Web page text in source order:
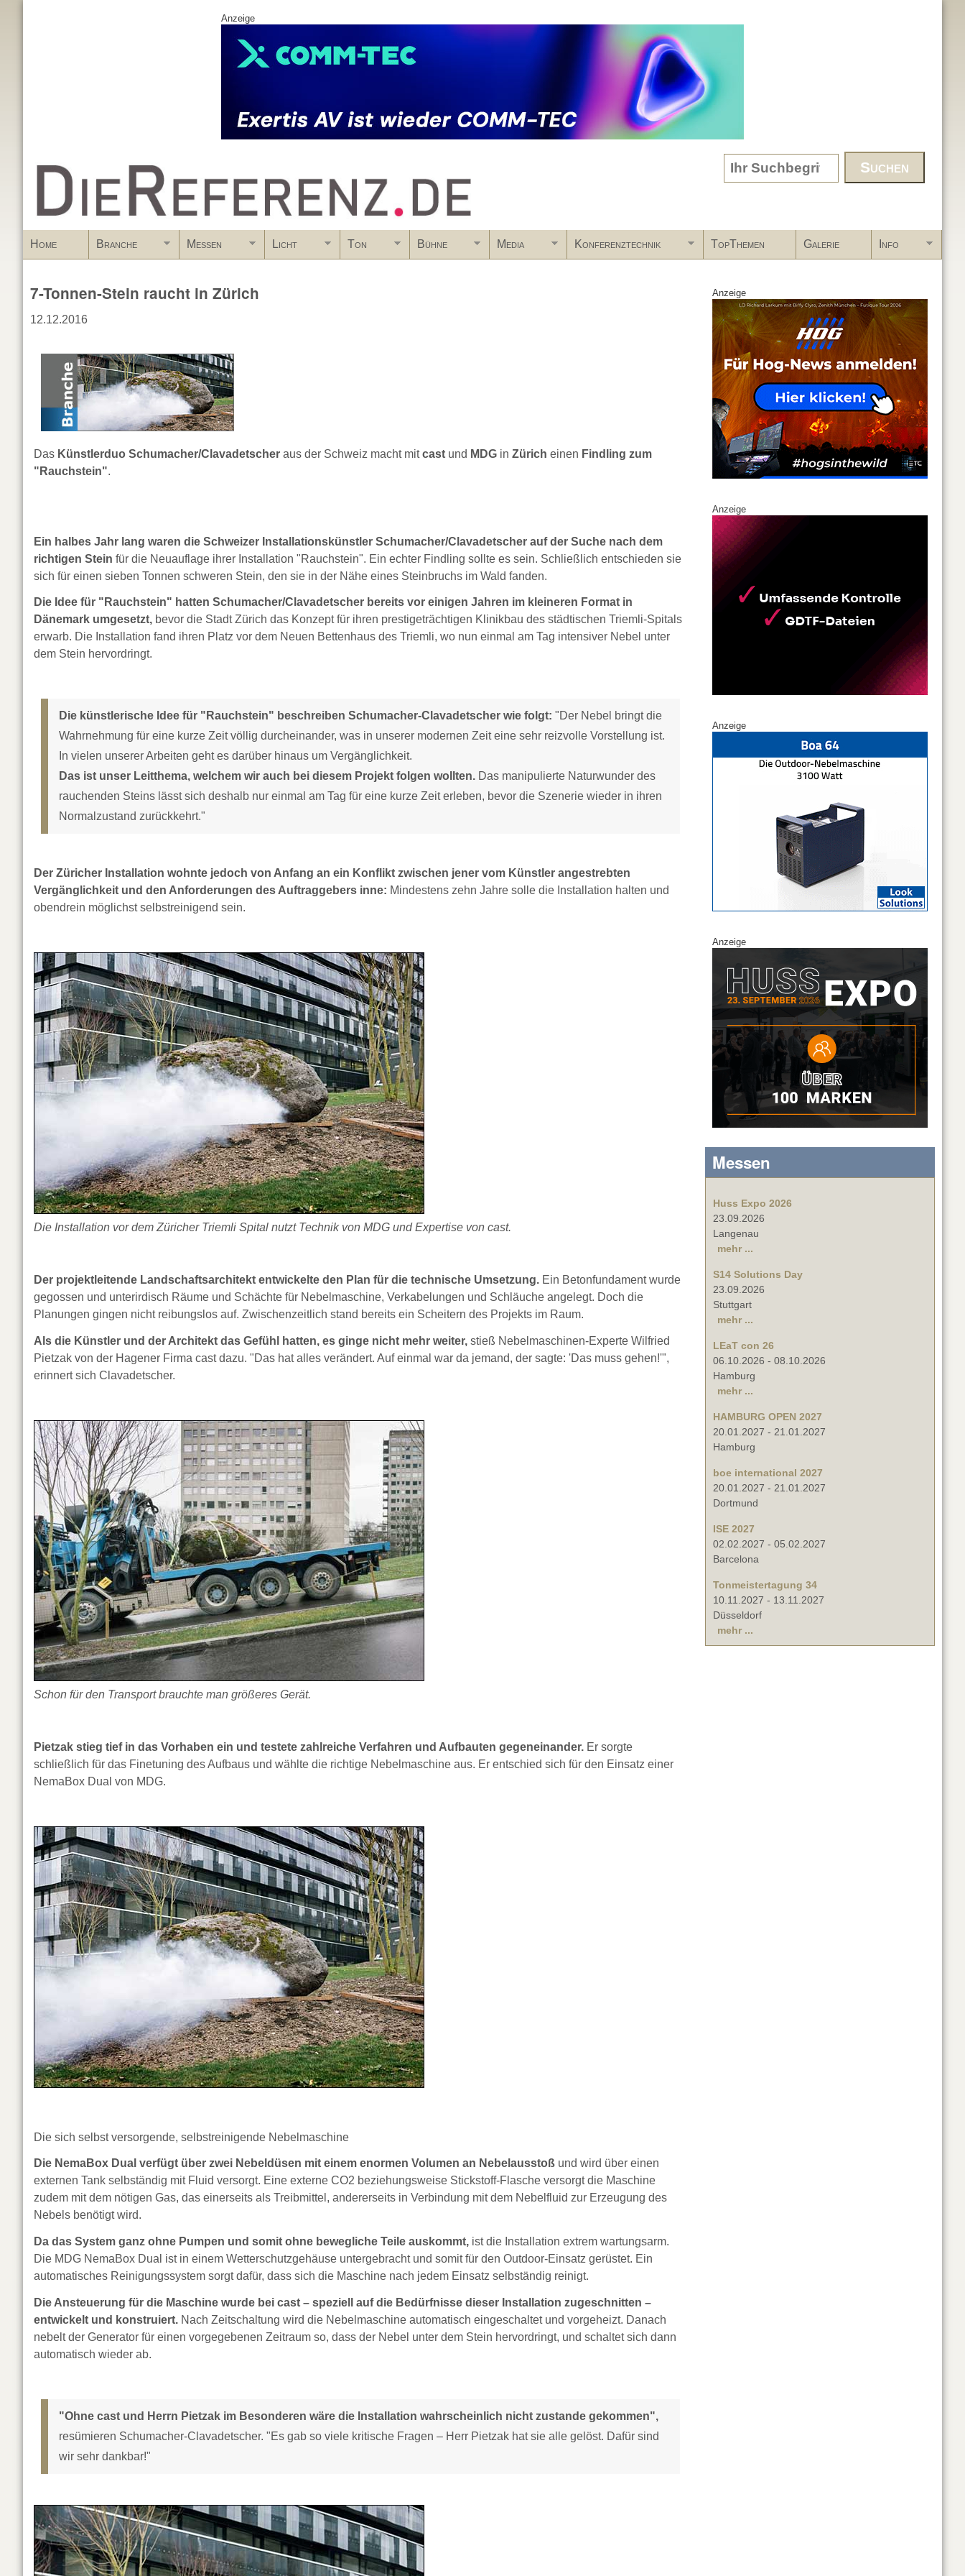
Anzeige
www.DieReferenz.de Search form
Home Branche Messen Licht Ton Bühne Media Konferenztechnik TopThemen Galerie Info
7-Tonnen-Stein raucht in Zürich
12.12.2016
Das Künstlerduo Schumacher/Clavadetscher aus der Schweiz macht mitcast und MDG in Zürich einen Findling zum
"Rauchstein".
Ein halbes Jahr lang waren die Schweizer Installationskünstler Schumacher/Clavadetscher auf der Suche nach dem
richtigen Stein für die Neuauflage ihrer Installation "Rauchstein". Ein echter Findling sollte es sein. Schließlich entschieden sie
sich für einen sieben Tonnen schweren Stein, den sie in der Nähe eines Steinbruchs im Wald fanden.
Die Idee für "Rauchstein" hatten Schumacher/Clavadetscher bereits vor einigen Jahren im kleineren Format in
Dänemark umgesetzt, bevor die Stadt Zürich das Konzept für ihren prestigeträchtigen Klinikbau des städtischen Triemli-Spitals
erwarb. Die Installation fand ihren Platz vor dem Neuen Bettenhaus des Triemli, wo nun einmal am Tag intensiver Nebel unter
dem Stein hervordringt.
Die künstlerische Idee für "Rauchstein" beschreiben Schumacher-Clavadetscher wie folgt: "Der Nebel bringt die
Wahrnehmung für eine kurze Zeit völlig durcheinander, was in unserer modernen Zeit eine sehr reizvolle Vorstellung ist.
In vielen unserer Arbeiten geht es darüber hinaus um Vergänglichkeit.
Das ist unser Leitthema, welchem wir auch bei diesem Projekt folgen wollten. Das manipulierte Naturwunder des
rauchenden Steins lässt sich deshalb nur einmal am Tag für eine kurze Zeit erleben, bevor die Szenerie wieder in ihren
Normalzustand zurückkehrt."
Der Züricher Installation wohnte jedoch von Anfang an ein Konflikt zwischen jener vom Künstler angestrebten
Vergänglichkeit und den Anforderungen des Auftraggebers inne: Mindestens zehn Jahre solle die Installation halten und
obendrein möglichst selbstreinigend sein.
Die Installation vor dem Züricher Triemli Spital nutzt Technik von MDG und Expertise von cast.
Der projektleitende Landschaftsarchitekt entwickelte den Plan für die technische Umsetzung. Ein Betonfundament wurde
gegossen und unterirdisch Räume und Schächte für Nebelmaschine, Verkabelungen und Schläuche angelegt. Doch die
Planungen gingen nicht reibungslos auf. Zwischenzeitlich stand bereits ein Scheitern des Projekts im Raum.
Als die Künstler und der Architekt das Gefühl hatten, es ginge nicht mehr weiter, stieß Nebelmaschinen-Experte Wilfried
Pietzak von der Hagener Firma cast dazu. "Das hat alles verändert. Auf einmal war da jemand, der sagte: 'Das muss gehen!'",
erinnert sich Clavadetscher.
Schon für den Transport brauchte man größeres Gerät.
Pietzak stieg tief in das Vorhaben ein und testete zahlreiche Verfahren und Aufbauten gegeneinander. Er sorgte
schließlich für das Finetuning des Aufbaus und wählte die richtige Nebelmaschine aus. Er entschied sich für den Einsatz einer
NemaBox Dual von MDG.
Die sich selbst versorgende, selbstreinigende Nebelmaschine
Die NemaBox Dual verfügt über zwei Nebeldüsen mit einem enormen Volumen an Nebelausstoß und wird über einen
externen Tank selbständig mit Fluid versorgt. Eine externe CO2 beziehungsweise Stickstoff-Flasche versorgt die Maschine
zudem mit dem nötigen Gas, das einerseits als Treibmittel, andererseits in Verbindung mit dem Nebelfluid zur Erzeugung des
Nebels benötigt wird.
Da das System ganz ohne Pumpen und somit ohne bewegliche Teile auskommt, ist die Installation extrem wartungsarm.
Die MDG NemaBox Dual ist in einem Wetterschutzgehäuse untergebracht und somit für den Outdoor-Einsatz gerüstet. Ein
automatisches Reinigungssystem sorgt dafür, dass sich die Maschine nach jedem Einsatz selbständig reinigt.
Die Ansteuerung für die Maschine wurde bei cast – speziell auf die Bedürfnisse dieser Installation zugeschnitten –
entwickelt und konstruiert. Nach Zeitschaltung wird die Nebelmaschine automatisch eingeschaltet und vorgeheizt. Danach
nebelt der Generator für einen vorgegebenen Zeitraum so, dass der Nebel unter dem Stein hervordringt, und schaltet sich dann
automatisch wieder ab.
"Ohne cast und Herrn Pietzak im Besonderen wäre die Installation wahrscheinlich nicht zustande gekommen",
resümieren Schumacher-Clavadetscher. "Es gab so viele kritische Fragen – Herr Pietzak hat sie alle gelöst. Dafür sind
wir sehr dankbar!"
Anzeige
Anzeige
Anzeige
Anzeige
Messen
Huss Expo 2026
23.09.2026
Langenau
mehr ...
S14 Solutions Day
23.09.2026
Stuttgart
mehr ...
LEaT con 26
06.10.2026 - 08.10.2026
Hamburg
mehr ...
HAMBURG OPEN 2027
20.01.2027 - 21.01.2027
Hamburg
boe international 2027
20.01.2027 - 21.01.2027
Dortmund
ISE 2027
02.02.2027 - 05.02.2027
Barcelona
Tonmeistertagung 34
10.11.2027 - 13.11.2027
Düsseldorf
mehr ...